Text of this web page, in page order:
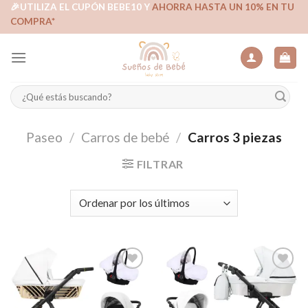
Skip🎉UTILIZA EL CUPÓN BEBE10 YAHORRA HASTA UN 10% EN TU
COMPRA*
Buscar
por:
Paseo / Carros de bebé / Carros 3 piezas
FILTRAR
Añadir
Añadir